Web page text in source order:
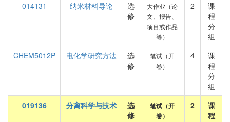
014131
纳米材料导论
选
修
大作业（论
文、报告、
项目或作品
等）
2
课
程
分
组
CHEM5012P
电化学研究方法
选
修
笔试（开
卷）
4
课
程
分
组
019136
分离科学与技术
选
修
笔试（开
卷）
2
课
程